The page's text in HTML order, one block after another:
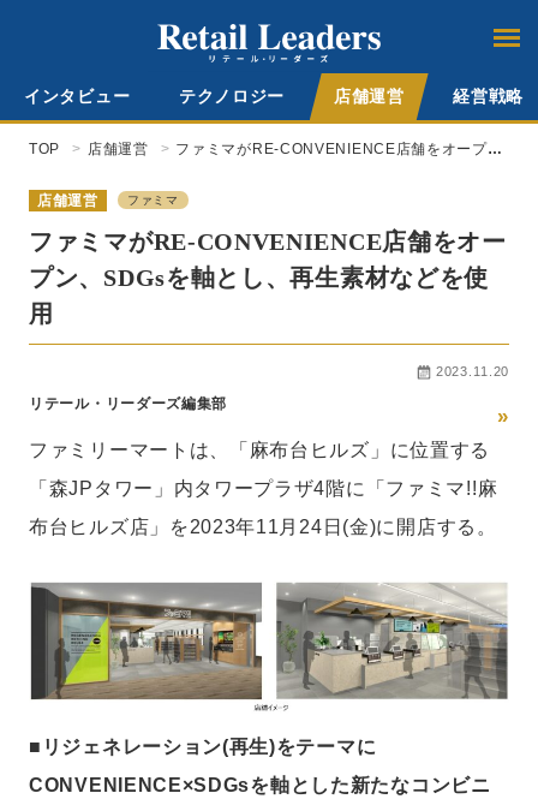
インタビュー テクノロジー 店舗運営 経営戦略
TOP 店舗運営
ファミマがRE-CONVENIENCE店舗をオープ
店舗運営
ファミマ
ファミマがRE-CONVENIENCE店舗をオー
プン、SDGsを軸とし、再生素材などを使
用
2023.11.20
リテール・リーダーズ編集部
»
ファミリーマートは、「麻布台ヒルズ」に位置する
「森JPタワー」内タワープラザ4階に「ファミマ!!麻
布台ヒルズ店」を2023年11月24日(金)に開店する。
■リジェネレーション(再生)をテーマに
CONVENIENCE×SDGsを軸とした新たなコンビニ